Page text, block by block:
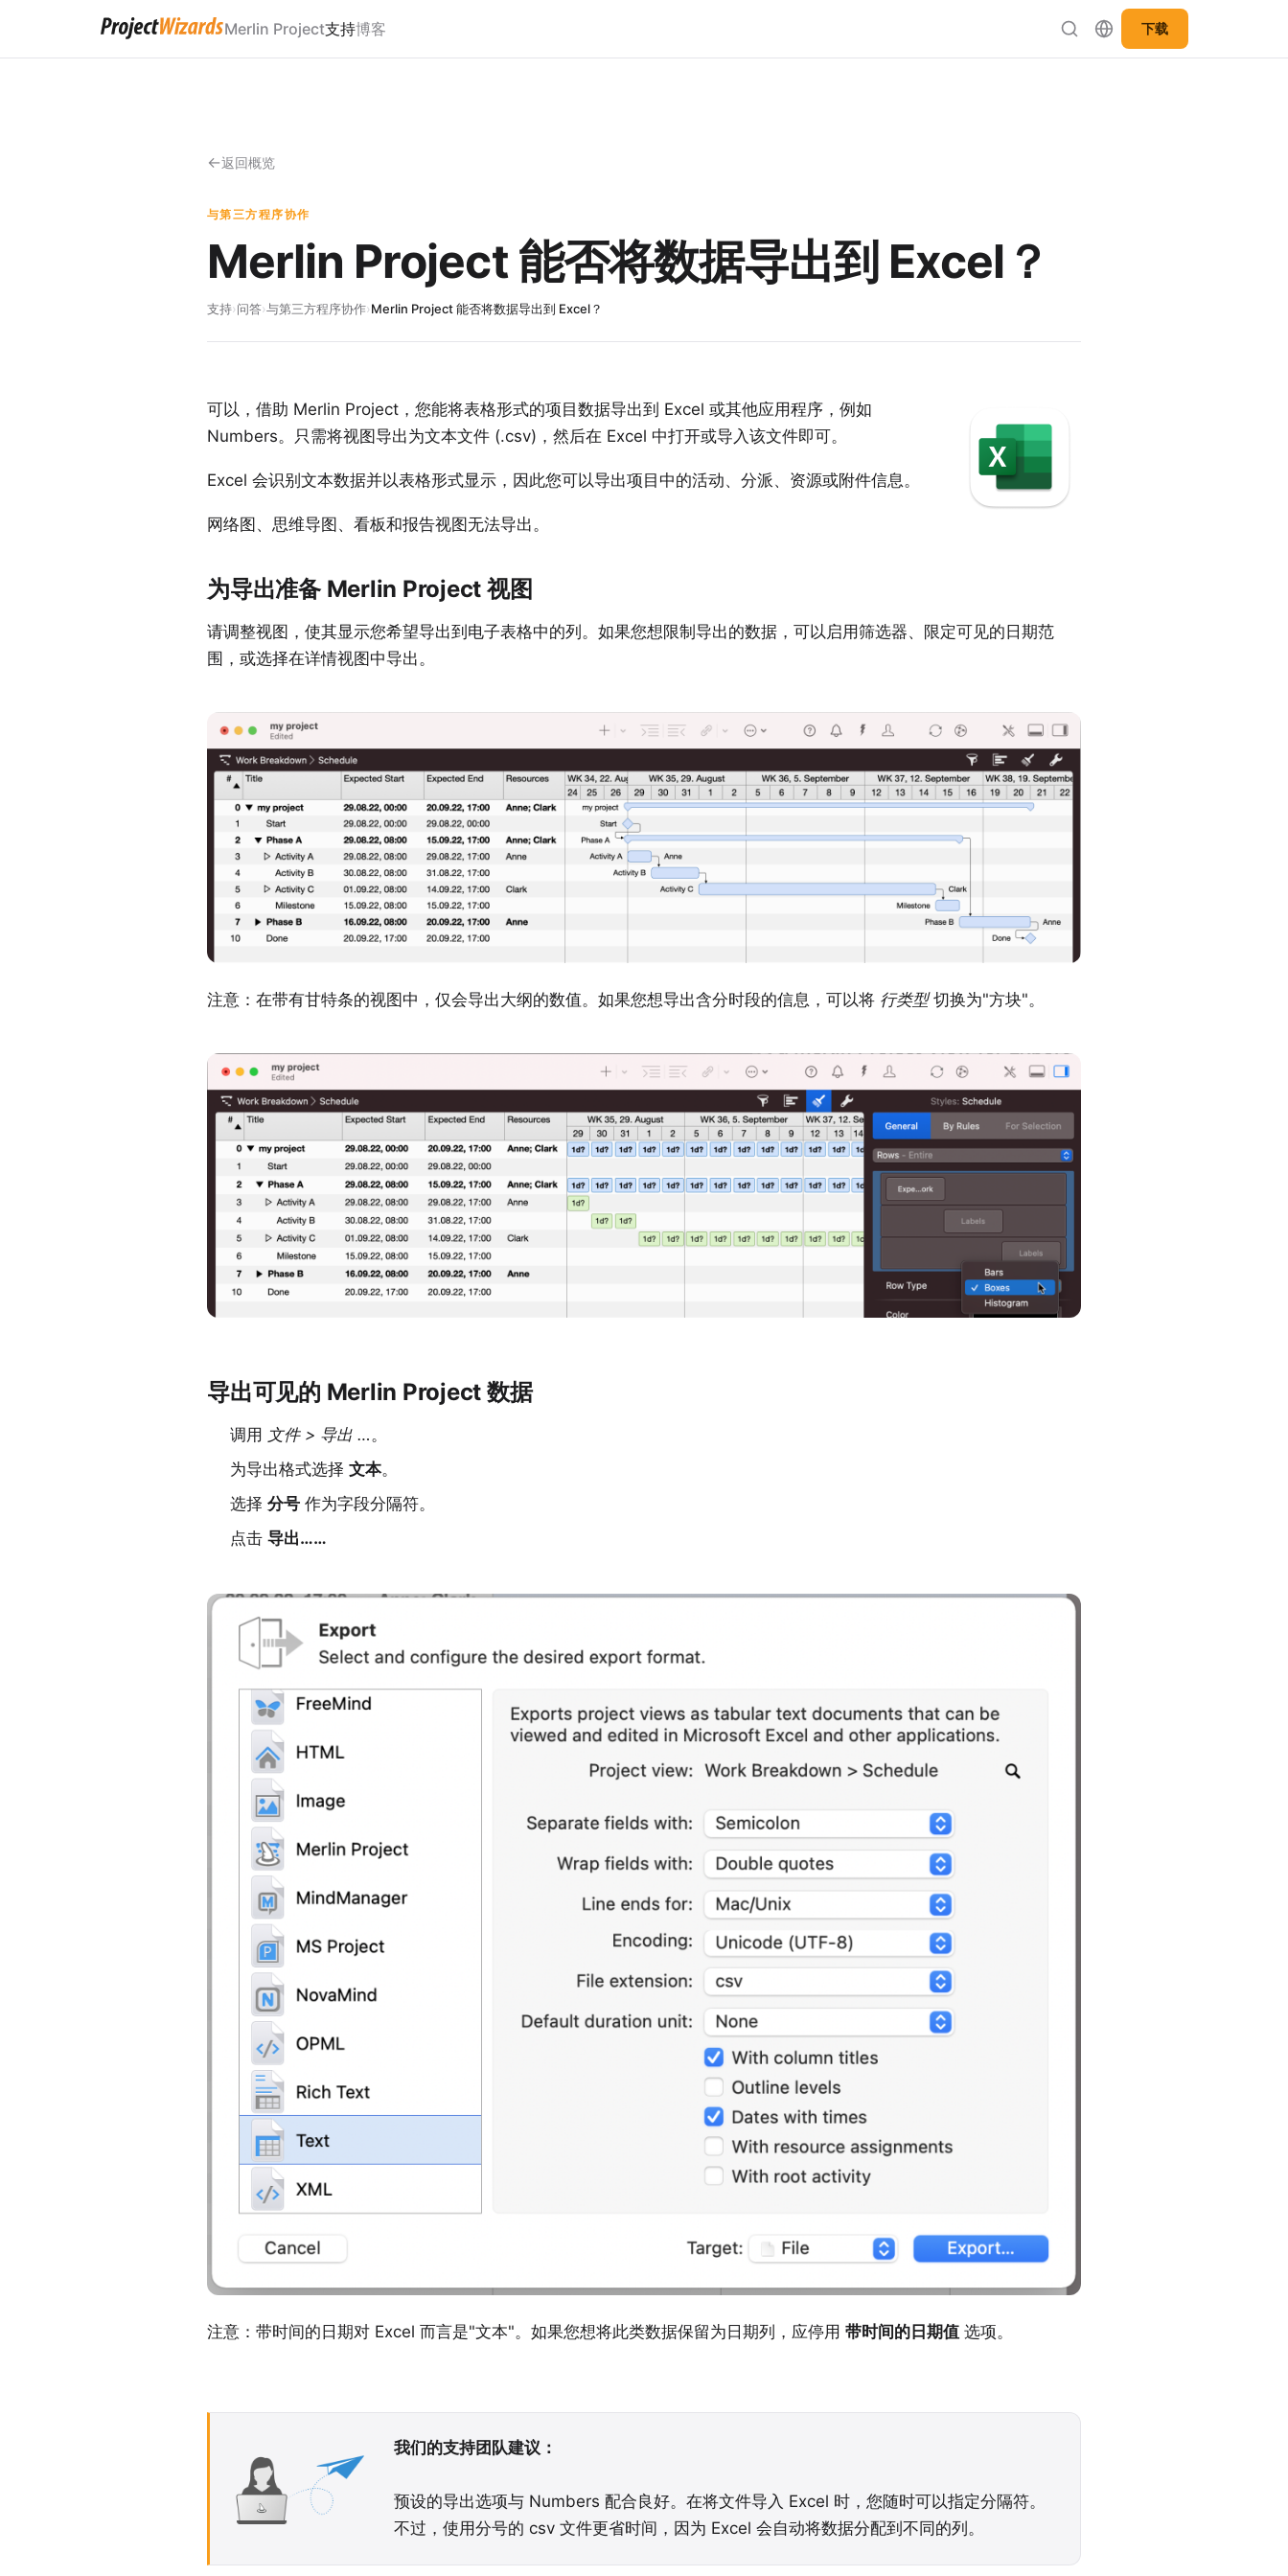
Merlin Project支持博客 下载
返回概览
与第三方程序协作
Merlin Project 能否将数据导出到 Excel？
支持›问答›与第三方程序协作›Merlin Project 能否将数据导出到 Excel？
可以，借助 Merlin Project ，您能将表格形式的项目数据导出到 Excel 或其他应用程序，例如
Numbers。只需将视图导出为文本文件 (.csv)，然后在 Excel 中打开或导入该文件即可。
Excel 会识别文本数据并以表格形式显示，因此您可以导出项目中的活动、分派、资源或附件信息。
网络图、思维导图、看板和报告视图无法导出。
为导出准备 Merlin Project 视图
请调整视图，使其显示您希望导出到电子表格中的列。如果您想限制导出的数据，可以启用筛选器、限定可见的日期范
围，或选择在详情视图中导出。
注意：在带有甘特条的视图中，仅会导出大纲的数值。如果您想导出含分时段的信息，可以将 行类型切换为"方块"。
导出可见的 Merlin Project 数据
调用 文件 > 导出 … 。
为导出格式选择 文本。
选择 分号 作为字段分隔符。
点击 导出……
注意：带时间的日期对 Excel 而言是"文本"。如果您想将此类数据保留为日期列，应停用 带时间的日期值 选项。
我们的支持团队建议：
预设的导出选项与 Numbers 配合良好。在将文件导入 Excel 时，您随时可以指定分隔符。
不过，使用分号的 csv 文件更省时间，因为 Excel 会自动将数据分配到不同的列。